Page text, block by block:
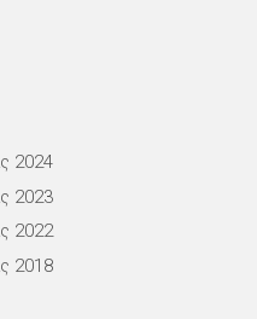
2024
2023
2022
2018